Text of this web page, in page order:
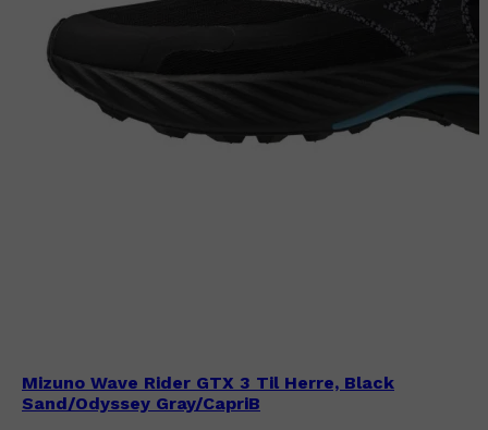
Mizuno Wave Rider GTX 3 Til Herre, Black
Sand/Odyssey Gray/CapriB